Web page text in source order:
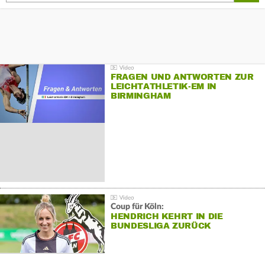
FRAGEN UND ANTWORTEN ZUR
LEICHTATHLETIK-EM IN
BIRMINGHAM
Coup für Köln:
HENDRICH KEHRT IN DIE
BUNDESLIGA ZURÜCK